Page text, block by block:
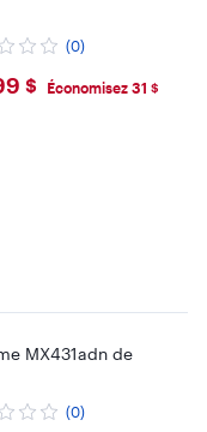
(0)
$ Économisez 31 $
MX431adn de
(0)